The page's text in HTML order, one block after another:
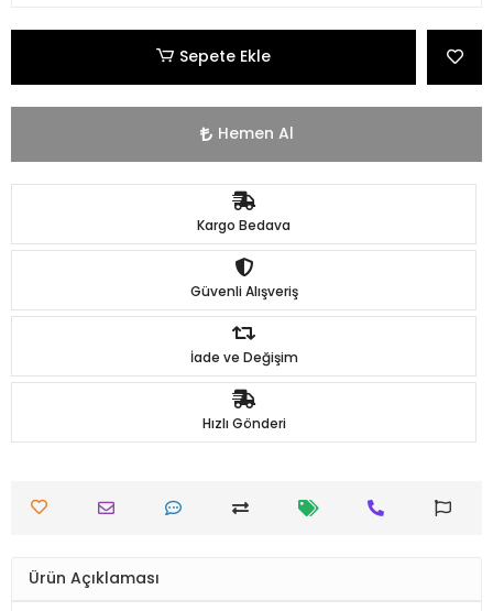
Sepete Ekle
Hemen Al
Kargo Bedava
Güvenli Alışveriş
İade ve Değişim
Hızlı Gönderi
Ürün Açıklaması